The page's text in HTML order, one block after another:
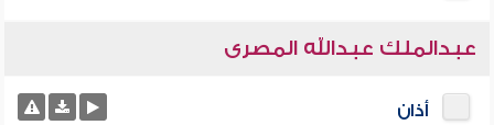
عبدالملك عبدالله المصرى
أذان